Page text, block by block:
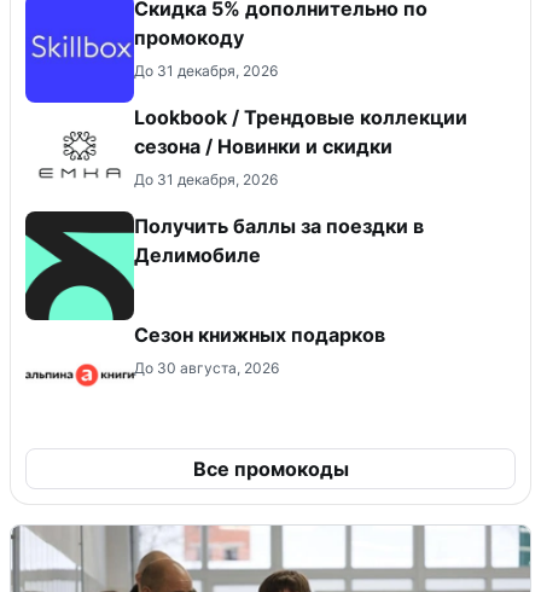
Скидка 5% дополнительно по
промокоду
До 31 декабря, 2026
Lookbook / Трендовые коллекции
сезона / Новинки и скидки
До 31 декабря, 2026
Получить баллы за поездки в
Делимобиле
Сезон книжных подарков
До 30 августа, 2026
Все промокоды